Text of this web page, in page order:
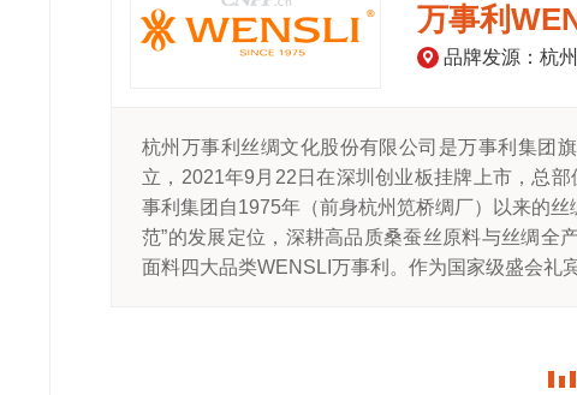
万事利
品牌发源：杭
杭州万事利丝绸文化股份有限公司是万事利集团
立，2021年9月22日在深圳创业板挂牌上市，总
事利集团自1975年（前身杭州笕桥绸厂）以来的
范”的发展定位，深耕高品质桑蚕丝原料与丝绸全
面料四大品类WENSLI万事利。作为国家级盛会礼